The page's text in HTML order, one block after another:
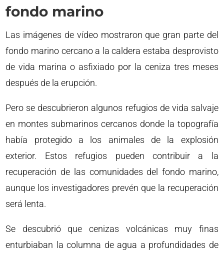
fondo marino
Las imágenes de vídeo mostraron que gran parte del
fondo marino cercano a la caldera estaba desprovisto
de vida marina o asfixiado por la ceniza tres meses
después de la erupción.
Pero se descubrieron algunos refugios de vida salvaje
en montes submarinos cercanos donde la topografía
había protegido a los animales de la explosión
exterior. Estos refugios pueden contribuir a la
recuperación de las comunidades del fondo marino,
aunque los investigadores prevén que la recuperación
será lenta.
Se descubrió que cenizas volcánicas muy finas
enturbiaban la columna de agua a profundidades de